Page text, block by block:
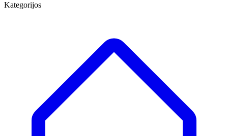
Kategorijos